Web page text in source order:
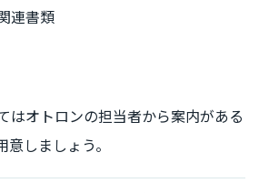
連書類
はオトロンの担当者から案内がある
しましょう。